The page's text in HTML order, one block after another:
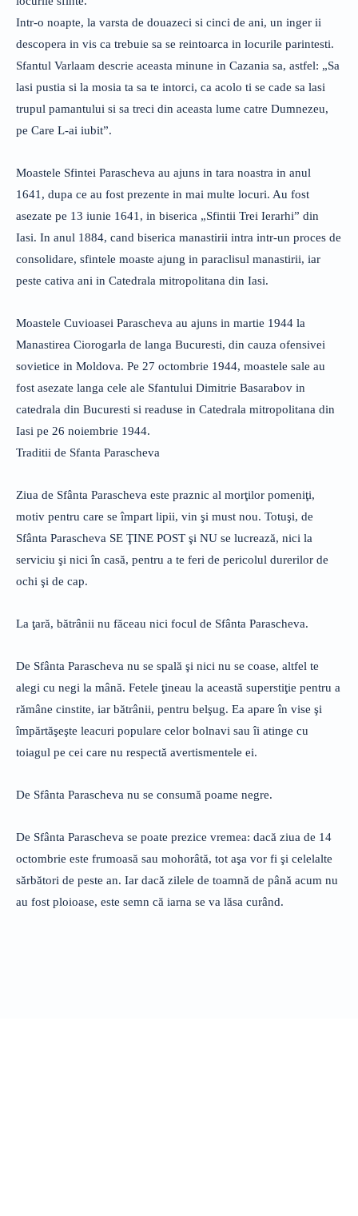
Intr-o noapte, la varsta de douazeci si cinci de ani, un inger ii
descopera in vis ca trebuie sa se reintoarca in locurile parintesti.
Sfantul Varlaam descrie aceasta minune in Cazania sa, astfel: „Sa
lasi pustia si la mosia ta sa te intorci, ca acolo ti se cade sa lasi
trupul pamantului si sa treci din aceasta lume catre Dumnezeu,
pe Care L-ai iubit”.
Moastele Sfintei Parascheva au ajuns in tara noastra in anul
1641, dupa ce au fost prezente in mai multe locuri. Au fost
asezate pe 13 iunie 1641, in biserica „Sfintii Trei Ierarhi” din
Iasi. In anul 1884, cand biserica manastirii intra intr-un proces de
consolidare, sfintele moaste ajung in paraclisul manastirii, iar
peste cativa ani in Catedrala mitropolitana din Iasi.
Moastele Cuvioasei Parascheva au ajuns in martie 1944 la
Manastirea Ciorogarla de langa Bucuresti, din cauza ofensivei
sovietice in Moldova. Pe 27 octombrie 1944, moastele sale au
fost asezate langa cele ale Sfantului Dimitrie Basarabov in
catedrala din Bucuresti si readuse in Catedrala mitropolitana din
Iasi pe 26 noiembrie 1944.
Traditii de Sfanta Parascheva
Ziua de Sfânta Parascheva este praznic al morţilor pomeniţi,
motiv pentru care se împart lipii, vin şi must nou. Totuşi, de
Sfânta Parascheva SE ŢINE POST şi NU se lucrează, nici la
serviciu şi nici în casă, pentru a te feri de pericolul durerilor de
ochi şi de cap.
La ţară, bătrânii nu făceau nici focul de Sfânta Parascheva.
De Sfânta Parascheva nu se spală şi nici nu se coase, altfel te
alegi cu negi la mână. Fetele ţineau la această superstiţie pentru a
rămâne cinstite, iar bătrânii, pentru belşug. Ea apare în vise şi
împărtăşeşte leacuri populare celor bolnavi sau îi atinge cu
toiagul pe cei care nu respectă avertismentele ei.
De Sfânta Parascheva nu se consumă poame negre.
De Sfânta Parascheva se poate prezice vremea: dacă ziua de 14
octombrie este frumoasă sau mohorâtă, tot aşa vor fi şi celelalte
sărbători de peste an. Iar dacă zilele de toamnă de până acum nu
au fost ploioase, este semn că iarna se va lăsa curând.